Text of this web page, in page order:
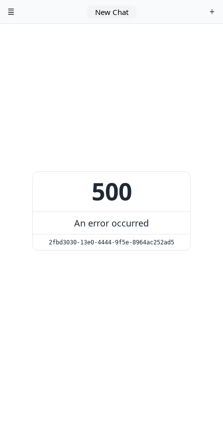
New Chat
500
An error occurred
2fbd3030-13e0-4444-9f5e-8964ac252ad5